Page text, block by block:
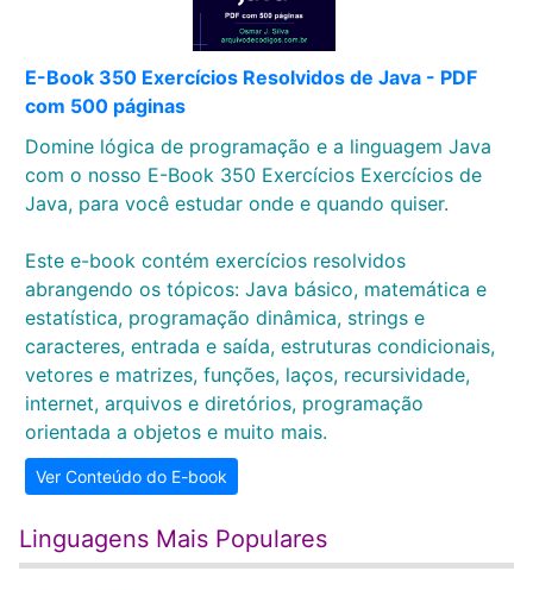
E-Book 350 Exercícios Resolvidos de Java - PDF
com 500 páginas
Domine lógica de programação e a linguagem Java
com o nosso E-Book 350 Exercícios Exercícios de
Java, para você estudar onde e quando quiser.
Este e-book contém exercícios resolvidos
abrangendo os tópicos: Java básico, matemática e
estatística, programação dinâmica, strings e
caracteres, entrada e saída, estruturas condicionais,
vetores e matrizes, funções, laços, recursividade,
internet, arquivos e diretórios, programação
orientada a objetos e muito mais.
Ver Conteúdo do E-book
Linguagens Mais Populares